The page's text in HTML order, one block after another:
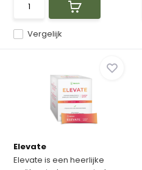
Vergelijk
Elevate
Elevate is een heerlijke